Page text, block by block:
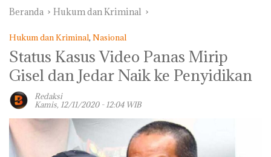
Beranda Hukum dan Kriminal
Hukum dan Kriminal, Nasional
Status Kasus Video Panas Mirip
Gisel dan Jedar Naik ke Penyidikan
Redaksi
Kamis, 12/11/2020 - 12:04 WIB